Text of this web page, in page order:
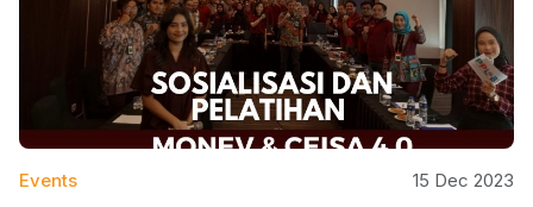
Events 15 Dec 2023